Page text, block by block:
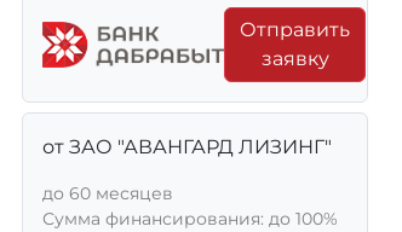
Отправить
заявку
от ЗАО "АВАНГАРД ЛИЗИНГ"
до 60 месяцев
Сумма финансирования: до 100%